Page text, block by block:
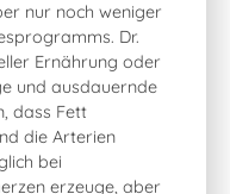
nur noch weniger
Dr.
Ernährung oder
und ausdauernde
dass Fett
die Arterien
bei
erzeuge, aber